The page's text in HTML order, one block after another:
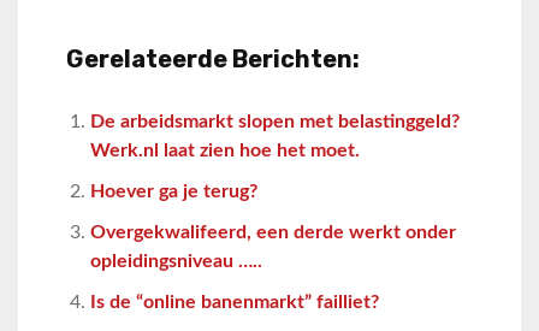
Gerelateerde Berichten:
De arbeidsmarkt slopen met belastinggeld?
Werk.nl laat zien hoe het moet.
Hoever ga je terug?
Overgekwalifeerd, een derde werkt onder
opleidingsniveau …..
Is de “online banenmarkt” failliet?